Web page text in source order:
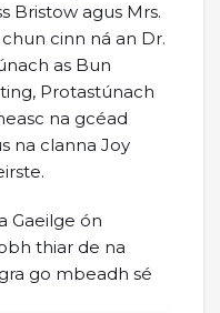
Bristow agus Mrs.
cinn ná an Dr.
as Bun
Protastúnach
na gcéad
na clanna Joy
Gaeilge ón
thiar de na
go mbeadh sé